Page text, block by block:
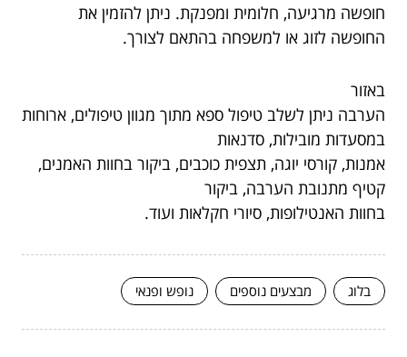
חופשה מרגיעה, חלומית ומפנקת. ניתן להזמין את
החופשה לזוג או למשפחה בהתאם לצורך.
באזור
הערבה ניתן לשלב טיפול ספא מתוך מגוון טיפולים, ארוחות
במסעדות מובילות, סדנאות
אמנות, קורסי יוגה, תצפית כוכבים, ביקור בחוות האמנים,
קטיף מתנובת הערבה, ביקור
בחוות האנטילופות, סיורי חקלאות ועוד.
בלוג מבצעים נוספים נופש ופנאי